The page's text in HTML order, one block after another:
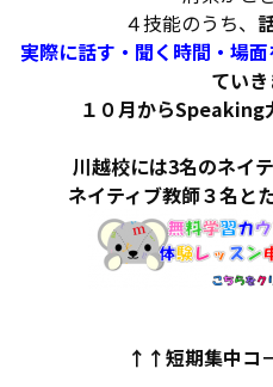
４技能のうち、
実際に話す・聞く時間・場
ていき
１０月からSpeaking
川越校には3名のネイ
ネイティブ教師３名と
↑↑短期集中コ